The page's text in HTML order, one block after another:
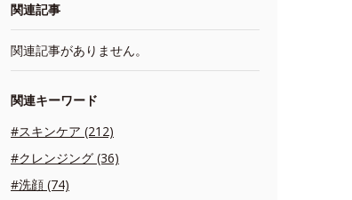
関連記事
関連記事がありません。
関連キーワード
#スキンケア (212)
#クレンジング (36)
#洗顔 (74)